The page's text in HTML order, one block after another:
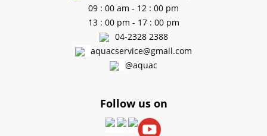
09 : 00 am - 12 : 00 pm
13 : 00 pm - 17 : 00 pm
04-2328 2388
aquacservice@gmail.com
@aquac
Follow us on